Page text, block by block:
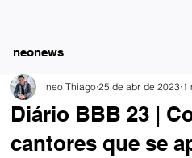
neonews
Diário BBB 23 |
cantores que se
neo Thiago 25 de abr. de 2023 1